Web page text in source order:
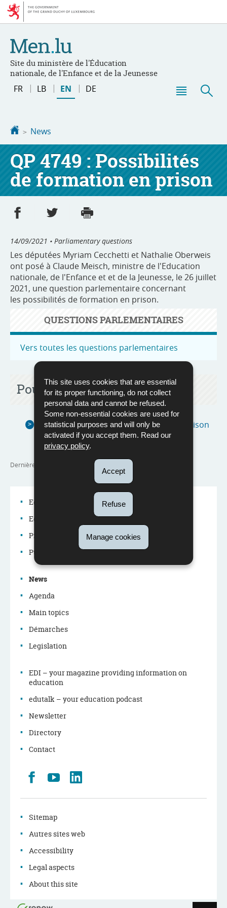
This site uses cookies that are essential
for its proper functioning, do not collect
personal data and cannot be refused.
Some non-essential cookies are used for
statistical purposes and will only be
activated if you accept them. Read our
privacy policy.
Accept
Refuse
Manage cookies
Go
Go
Site du ministère de l'Éducation
nationale, de l'Enfance et de la Jeunesse
Changer
FR LB EN DE
Homepage
News
QP 4749 : Possibilités
de formation en prison
Share on Facebook
Share on Twitter
14/09/2021 • Parliamentary questions
Les députées Myriam Cecchetti et Nathalie Oberweis
ont posé à Claude Meisch, ministre de l'Education
nationale, de l'Enfance et et de la Jeunesse, le 26 juillet
2021, une question parlementaire concernant
les possibilités de formation en prison.
QUESTIONS PARLEMENTAIRES
Vers toutes les questions parlementaires
Pour en savoir plus
QP 4749 : Possibilités de formation en prison
(Pdf - 870 Ko)
Dernière mise à jour 30/07/2024
Navigation
menu
Education system
Education policy
Professions in the education system
Publications
News
Agenda
Main topics
Démarches
Legislation
EDI – your magazine providing information on
education
edutalk – your education podcast
Newsletter
Directory
Contact
Retrouvez
nous
Youtube
Sitemap
Autres sites web
Accessibility
Legal aspects
About this site